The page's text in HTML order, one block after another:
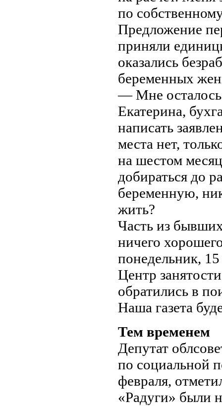
по
Предложение
приняли
оказались
беременных
— Мне осталось
Екатерина,
написать
места нет,
на шестом
добираться до
беременную,
жить?
Часть из
ничего
понедельник,
Центр
обратились в
Наша газета
Тем временем
Депутат
по социальной
февраля,
«Радуги» были